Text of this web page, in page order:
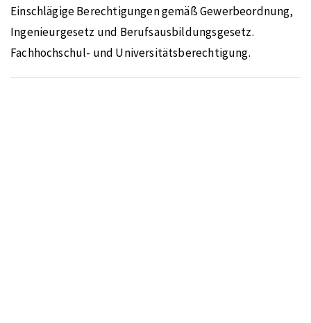
Einschlägige Berechtigungen gemäß Gewerbeordnung,
Ingenieurgesetz und Berufsausbildungsgesetz.
Fachhochschul- und Universitätsberechtigung.